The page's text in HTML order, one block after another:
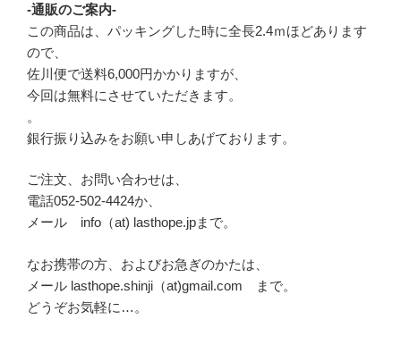
-通販のご案内-
この商品は、パッキングした時に全長2.4ｍほどあります
ので、
佐川便で送料6,000円かかりますが、
今回は無料にさせていただきます。
。
銀行振り込みをお願い申しあげております。
ご注文、お問い合わせは、
電話052-502-4424か、
メール info（at) lasthope.jpまで。
なお携帯の方、およびお急ぎのかたは、
メール lasthope.shinji（at)gmail.com まで。
どうぞお気軽に…。